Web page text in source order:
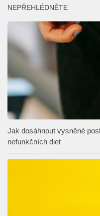
NEPŘEHLÉDNĚTE
Jak dosáhnout vysněné
nefunkčních diet